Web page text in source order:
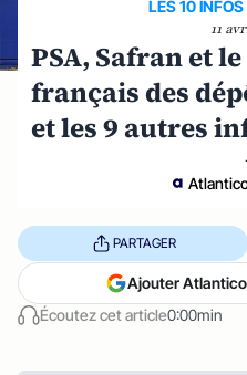
LES 10
11
PSA, Safran et
français des
et les 9 autres
Écoutez cet article0:00min
PARTAGER
Ajouter